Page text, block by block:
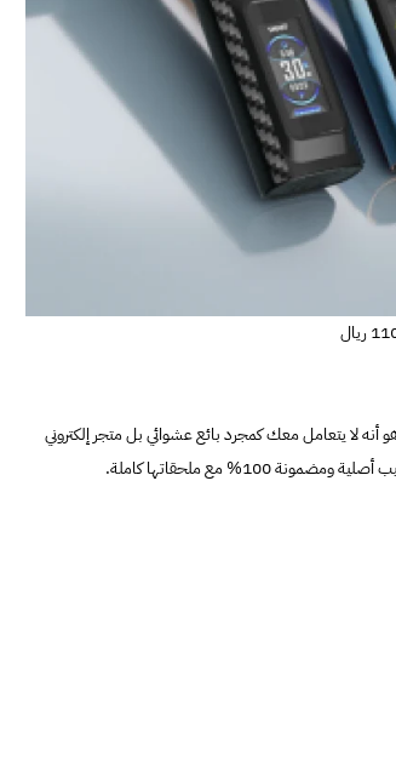
لا يتعامل معك كمجرد بائع عشوائي بل متجر إلكتروني
مع ملحقاتها كاملة.